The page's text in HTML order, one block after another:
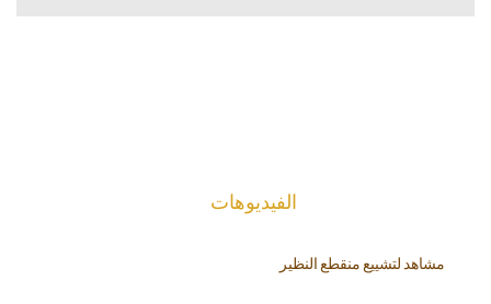
الفیدیوهات
مشاهد لتشييع منقطع النظير